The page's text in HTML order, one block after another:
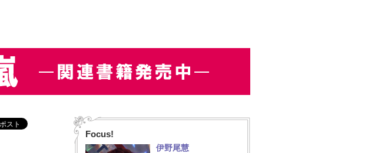
Focus!
伊野尾慧